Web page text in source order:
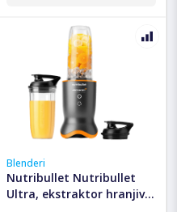
Blenderi
Nutribullet Nutribullet
Ultra, ekstraktor hranjivih